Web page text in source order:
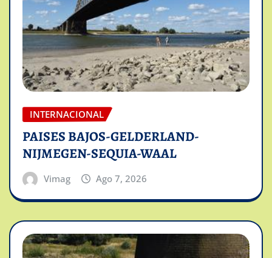
INTERNACIONAL
PAISES BAJOS-GELDERLAND-
NIJMEGEN-SEQUIA-WAAL
Vimag Ago 7, 2026